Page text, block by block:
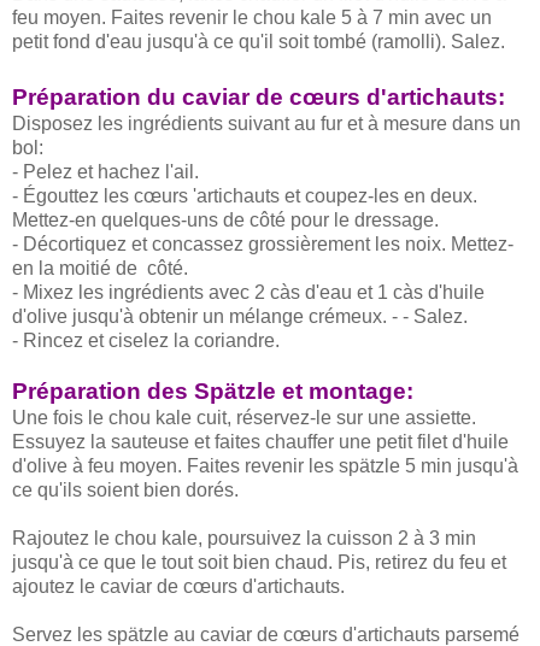
feu moyen. Faites revenir le chou kale 5 à 7 min avec un
petit fond d'eau jusqu'à ce qu'il soit tombé (ramolli). Salez.
Préparation du caviar de cœurs d'artichauts:
Disposez les ingrédients suivant au fur et à mesure dans un
bol:
- Pelez et hachez l'ail.
- Égouttez les cœurs 'artichauts et coupez-les en deux.
Mettez-en quelques-uns de côté pour le dressage.
- Décortiquez et concassez grossièrement les noix. Mettez-
en la moitié de côté.
- Mixez les ingrédients avec 2 càs d'eau et 1 càs d'huile
d'olive jusqu'à obtenir un mélange crémeux. - - Salez.
- Rincez et ciselez la coriandre.
Préparation des Spätzle et montage:
Une fois le chou kale cuit, réservez-le sur une assiette.
Essuyez la sauteuse et faites chauffer une petit filet d'huile
d'olive à feu moyen. Faites revenir les spätzle 5 min jusqu'à
ce qu'ils soient bien dorés.
Rajoutez le chou kale, poursuivez la cuisson 2 à 3 min
jusqu'à ce que le tout soit bien chaud. Pis, retirez du feu et
ajoutez le caviar de cœurs d'artichauts.
Servez les spätzle au caviar de cœurs d'artichauts parsemé